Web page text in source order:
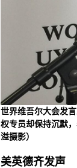
世界维吾尔大会发
权专员却保持沉默
溢摄影）
美英德齐发声